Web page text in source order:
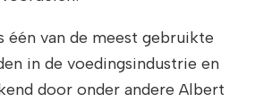
één van de meest gebruikte
in de voedingsindustrie en
door onder andere Albert